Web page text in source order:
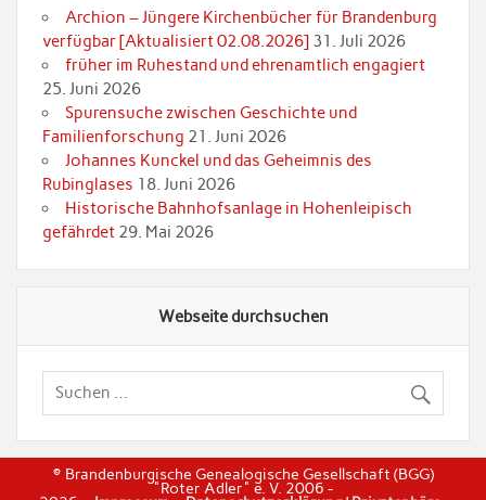
Archion – Jüngere Kirchenbücher für Brandenburg
verfügbar [Aktualisiert 02.08.2026] 31. Juli 2026
früher im Ruhestand und ehrenamtlich engagiert
25. Juni 2026
Spurensuche zwischen Geschichte und
Familienforschung 21. Juni 2026
Johannes Kunckel und das Geheimnis des
Rubinglases 18. Juni 2026
Historische Bahnhofsanlage in Hohenleipisch
gefährdet 29. Mai 2026
Webseite durchsuchen
© Brandenburgische Genealogische Gesellschaft (BGG)
"Roter Adler" e. V. 2006 -